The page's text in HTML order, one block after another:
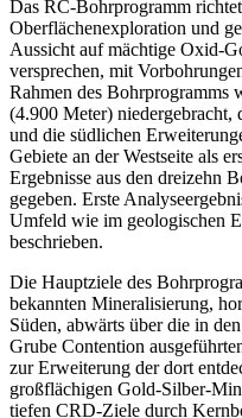
Das RC-Bohrprogramm
Oberflächenexploration und
Aussicht auf mächtige Oxid-
versprechen, mit
Rahmen des Bohrprogramms
(4.900 Meter) niedergebracht,
und die südlichen
Gebiete an der Westseite als
Ergebnisse aus den dreizehn
gegeben. Erste
Umfeld wie im geologischen
beschrieben.
Die Hauptziele des
bekannten Mineralisierung,
Süden, abwärts über die in
Grube Contention
zur Erweiterung der dort
großflächigen Gold-Silber-
tiefen CRD-Ziele durch